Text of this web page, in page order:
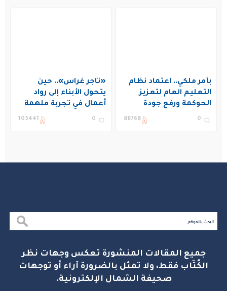
بأمر ملكي.. اعتماد نظام
التعليم العام لتعزيز
الحوكمة ورفع جودة
التعليم في المملكة
0
88768
«تاجر غراس».. حين
يتحول الأبناء إلى رواد
أعمال في تجربة ملهمة
بنادي غراس الصيفي
0
103441
جميع المقالات المنشورة تعكس وجهات نظر
الكُتّاب فقط، ولا تمثل بالضرورة آراء أو توجهات
صحيفة الشمال الإلكترونية.